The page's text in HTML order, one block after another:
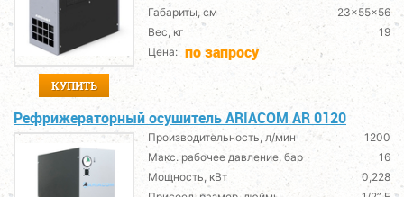
КУПИТЬ
Габариты, см
23x55x56
Вес, кг
19
Цена: по запросу
Рефрижераторный осушитель ARIACOM AR 0120
Производительность, л/мин
1200
Макс. рабочее давление, бар
16
Мощность, кВт
0,228